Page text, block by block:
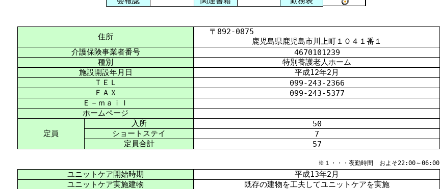
住所
〒892-0875
鹿児島県鹿児島市川上町１０４１番１
介護保険事業者番号
4670101239
種別
特別養護老人ホーム
施設開設年月日
平成12年2 月
ＴＥＬ
099-243-2366
ＦＡＸ
099-243-5377
Ｅ－ｍａｉｌ
ホームページ
定員
入所
50
ショートステイ
7
定員合計
57
※１・・・夜勤時間 およそ22:00～06:00
ユニットケア開始時期 平成13年2 月
ユニットケア実施建物
既存の建物を工夫してユニットケアを実施